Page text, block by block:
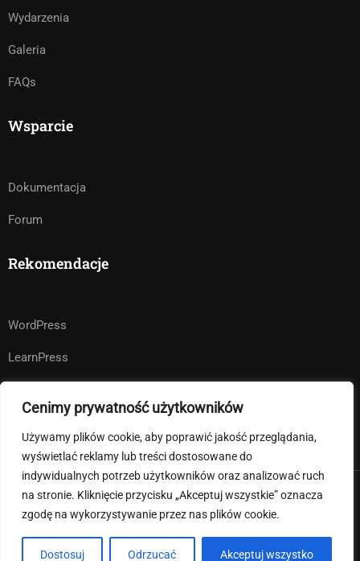
Cenimy prywatność użytkowników
Używamy plików cookie, aby poprawić jakość przeglądania,
wyświetlać reklamy lub treści dostosowane do
indywidualnych potrzeb użytkowników oraz analizować ruch
na stronie. Kliknięcie przycisku „Akceptuj wszystkie” oznacza
zgodę na wykorzystywanie przez nas plików cookie.
Dostosuj Odrzucać Akceptuj wszystko
Wydarzenia
Galeria
FAQs
Wsparcie
Dokumentacja
Forum
Rekomendacje
WordPress
LearnPress
Premium LMS & Online Education WordPress Theme
Klauzula informacyjna RODO
Deklaracja dostępności